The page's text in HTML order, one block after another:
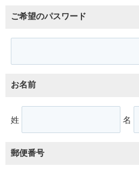
ご希望のパスワード
お名前
姓 名
郵便番号